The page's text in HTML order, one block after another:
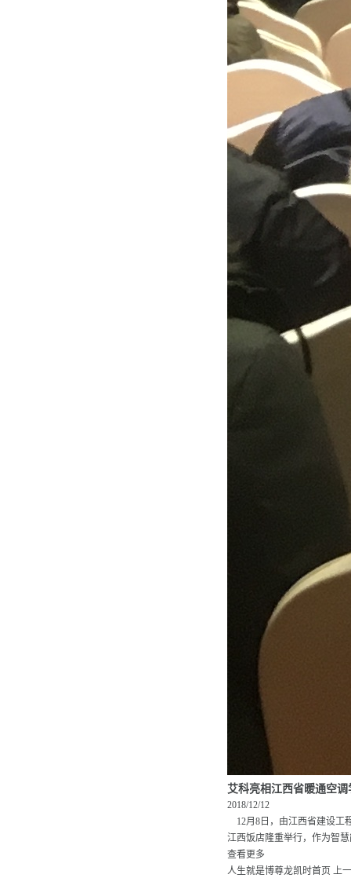
艾科亮相江西省暖通空调
2018/12/12
12月8日，由江西省建设工
江西饭店隆重举行，作为智
查看更多
人生就是博尊龙凯时首页 上